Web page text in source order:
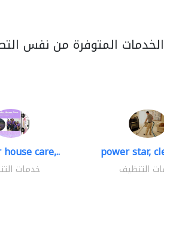
الخدمات المتوفرة من نفس
care,..
خدمات
power star,
خدمات التنظيف